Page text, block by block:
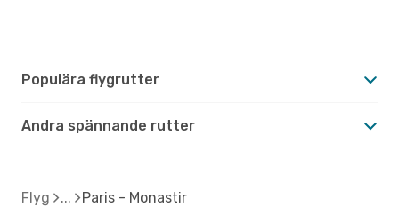
Populära flygrutter
Andra spännande rutter
Flyg Paris - Monastir